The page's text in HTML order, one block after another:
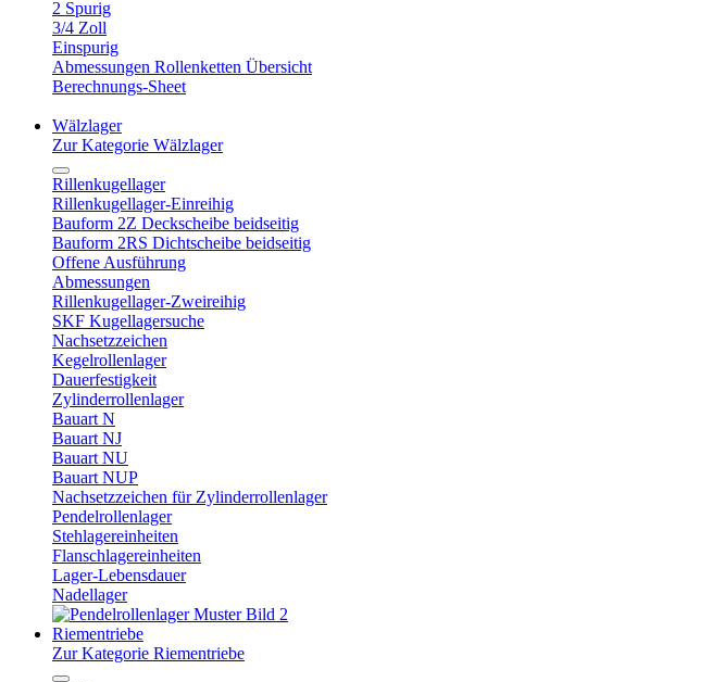
2 Spurig
3/4 Zoll
Einspurig
Abmessungen Rollenketten Übersicht
Berechnungs-Sheet
Wälzlager
Zur Kategorie Wälzlager
Rillenkugellager
Rillenkugellager-Einreihig
Bauform 2Z Deckscheibe beidseitig
Bauform 2RS Dichtscheibe beidseitig
Offene Ausführung
Abmessungen
Rillenkugellager-Zweireihig
SKF Kugellagersuche
Nachsetzzeichen
Kegelrollenlager
Dauerfestigkeit
Zylinderrollenlager
Bauart N
Bauart NJ
Bauart NU
Bauart NUP
Nachsetzzeichen für Zylinderrollenlager
Pendelrollenlager
Stehlagereinheiten
Flanschlagereinheiten
Lager-Lebensdauer
Nadellager
Riementriebe
Zur Kategorie Riementriebe